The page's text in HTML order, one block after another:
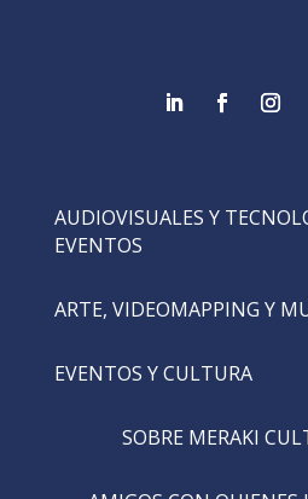
AUDIOVISUALES Y
EVENTOS
ARTE, VIDEOMAPPING Y
EVENTOS Y CULTURA
SOBRE MERAKI